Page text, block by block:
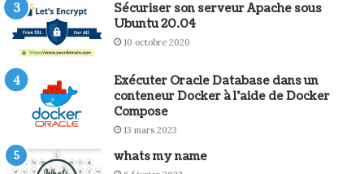
Sécuriser son serveur Apache sous
Ubuntu 20.04
10 octobre 2020
Exécuter Oracle Database dans un
conteneur Docker à l’aide de Docker
Compose
13 mars 2023
whats my name